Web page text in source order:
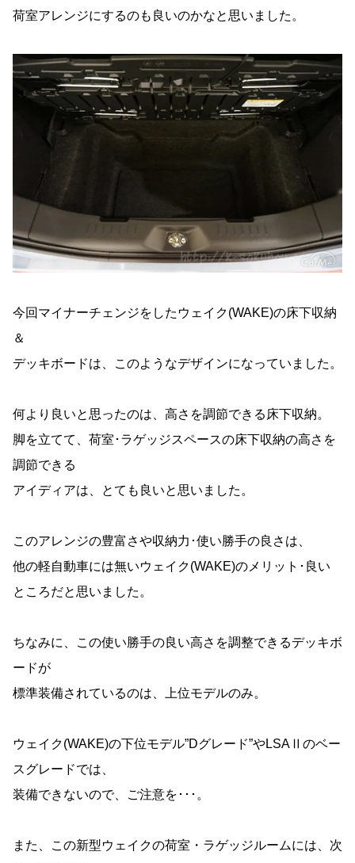
荷室アレンジにするのも良いのかなと思いました。
今回マイナーチェンジをしたウェイク(WAKE)の床下収納
＆
デッキボードは、このようなデザインになっていました。
何より良いと思ったのは、高さを調節できる床下収納。
脚を立てて、荷室･ラゲッジスペースの床下収納の高さを
調節できる
アイディアは、とても良いと思いました。
このアレンジの豊富さや収納力･使い勝手の良さは、
他の軽自動車には無いウェイク(WAKE)のメリット･良い
ところだと思いました。
ちなみに、この使い勝手の良い高さを調整できるデッキボ
ードが
標準装備されているのは、上位モデルのみ。
ウェイク(WAKE)の下位モデル”Dグレード”やLSAⅡのベー
スグレードでは、
装備できないので、ご注意を･･･。
また、この新型ウェイクの荷室・ラゲッジルームには、次